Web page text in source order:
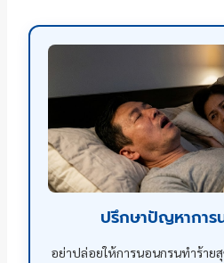
ปรึกษาปัญหาการ
อย่าปล่อยให้การนอนกรนทำร้า